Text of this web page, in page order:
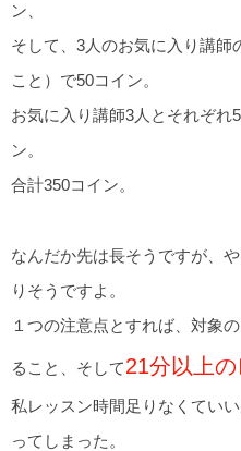
ン、
そして、3人のお気に入り講師
こと）で50コイン。
お気に入り講師3人とそれぞれ
ン。
合計350コイン。
なんだか先は長そうですが、
りそうですよ。
１つの注意点とすれば、対象
ること、そして21分以上の
私レッスン時間足りなくてい
ってしまった。